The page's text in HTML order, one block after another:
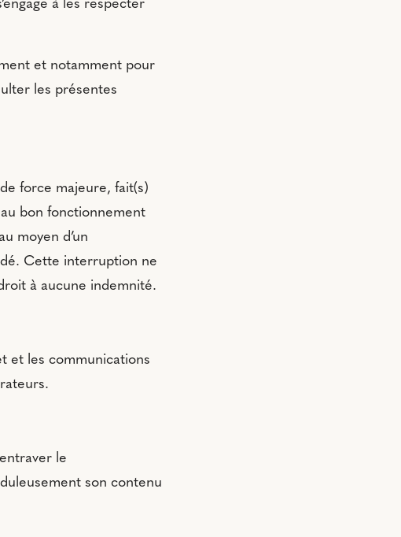
à les respecter
et notamment pour
les présentes
force majeure, fait(s)
bon fonctionnement
moyen d’un
Cette interruption ne
à aucune indemnité.
et les communications
le
son contenu